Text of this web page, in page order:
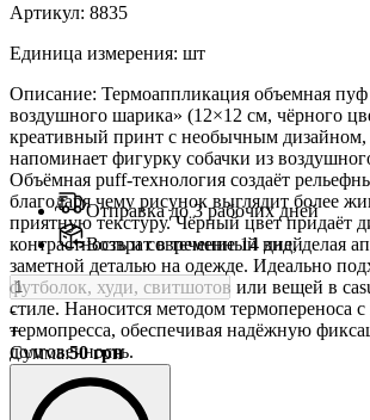
Артикул: 8835
Единица измерения: шт
Описание: Термоаппликация объемная пуф
воздушного шарика» (12×12 см, чёрного
креативный принт с необычным дизайном,
напоминает фигурку собачки из
Объёмная puff-технология создаёт
благодаря чему рисунок выглядит более
приятную текстуру. Чёрный цвет придаёт
контрастность и современный вид, делая
заметной деталью на одежде. Идеально
футболок, худи, свитшотов или вещей в
стиле. Наносится методом термопереноса
термопресса, обеспечивая надёжную
долговечность.
Отправка до 3 рабочих дней
Возврат в течение 14 дней
-
+
Сумма:50 грн